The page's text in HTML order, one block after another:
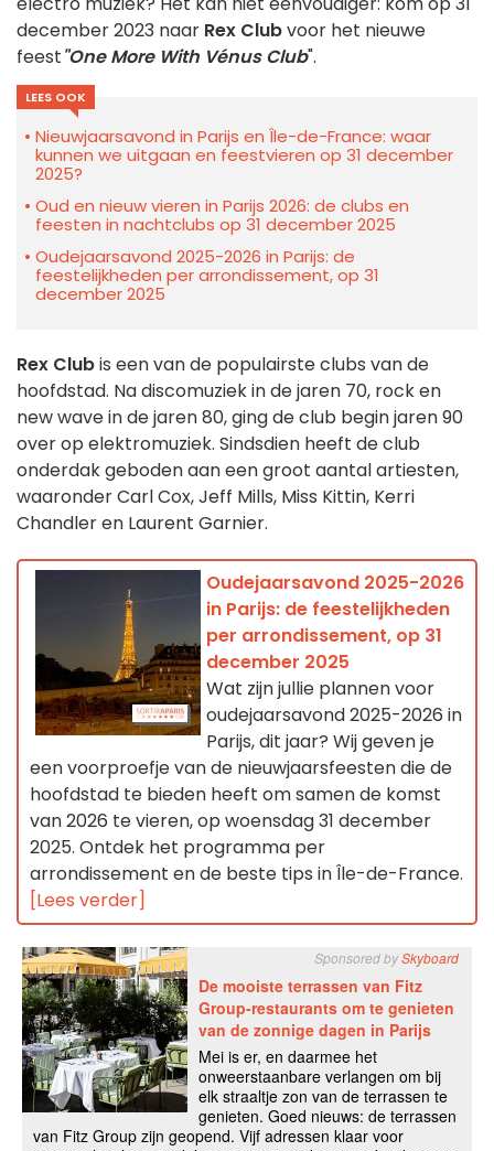
december 2023 naar Rex Clubvoor het nieuwe
feest"One More With Vénus Club".
LEES OOK
Nieuwjaarsavond in Parijs en Île-de-France: waar
kunnen we uitgaan en feestvieren op 31 december
2025?
Oud en nieuw vieren in Parijs 2026: de clubs en
feesten in nachtclubs op 31 december 2025
Oudejaarsavond 2025-2026 in Parijs: de
feestelijkheden per arrondissement, op 31
december 2025
Rex Clubis een van de populairste clubs van de
hoofdstad. Na discomuziek in de jaren 70, rock en
new wave in de jaren 80, ging de club begin jaren 90
over op elektromuziek. Sindsdien heeft de club
onderdak geboden aan een groot aantal artiesten,
waaronder Carl Cox, Jeff Mills, Miss Kittin, Kerri
Chandler en Laurent Garnier.
Oudejaarsavond 2025-2026
in Parijs: de feestelijkheden
per arrondissement, op 31
december 2025
Wat zijn jullie plannen voor
oudejaarsavond 2025-2026 in
Parijs, dit jaar? Wij geven je
een voorproefje van de nieuwjaarsfeesten die de
hoofdstad te bieden heeft om samen de komst
van 2026 te vieren, op woensdag 31 december
2025. Ontdek het programma per
arrondissement en de beste tips in Île-de-France.
[Lees verder]